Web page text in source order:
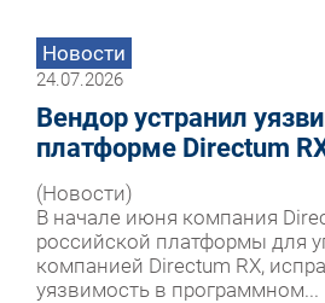
Новости
24.07.2026
Вендор устранил
платформе Directum
(Новости)
В начале июня компания
российской платформы для
компанией Directum RX,
уязвимость в программном...